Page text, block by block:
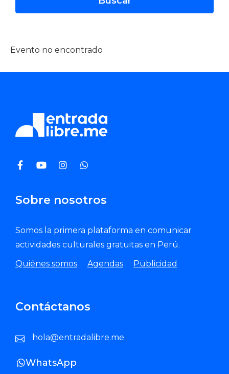
Evento no encontrado
Sobre nosotros
Somos la primera plataforma en comunicar
actividades culturales gratuitas en Perú.
Quiénes somos
Agendas Publicidad
Contáctanos
hola@entradalibre.me
WhatsApp